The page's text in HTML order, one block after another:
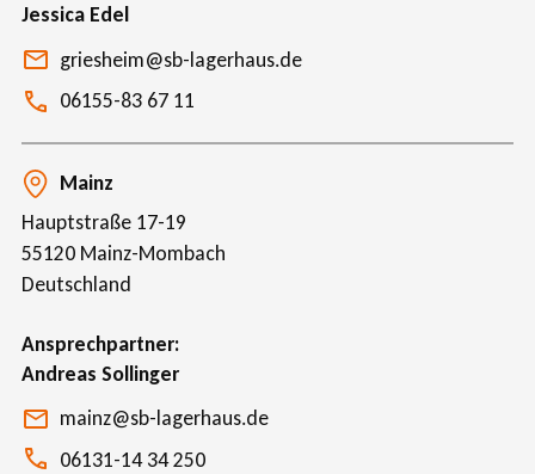
Jessica Edel
griesheim@sb-lagerhaus.de
06155-83 67 11
Mainz
Hauptstraße 17-19
55120 Mainz-Mombach
Deutschland
Ansprechpartner
Andreas Sollinger
mainz@sb-lagerhaus.de
06131-14 34 250